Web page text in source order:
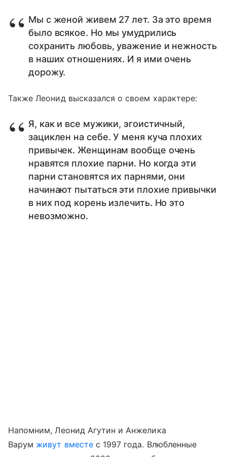
Мы с женой живем 27 лет. За это время
было всякое. Но мы умудрились
сохранить любовь, уважение и нежность
в наших отношениях. И я ими очень
дорожу.
Также Леонид высказался о своем характере:
Я, как и все мужики, эгоистичный,
зациклен на себе. У меня куча плохих
привычек. Женщинам вообще очень
нравятся плохие парни. Но когда эти
парни становятся их парнями, они
начинают пытаться эти плохие привычки
в них под корень излечить. Но это
невозможно.
Напомним, Леонид Агутин и Анжелика
Варум живут вместес 1997 года. Влюбленные